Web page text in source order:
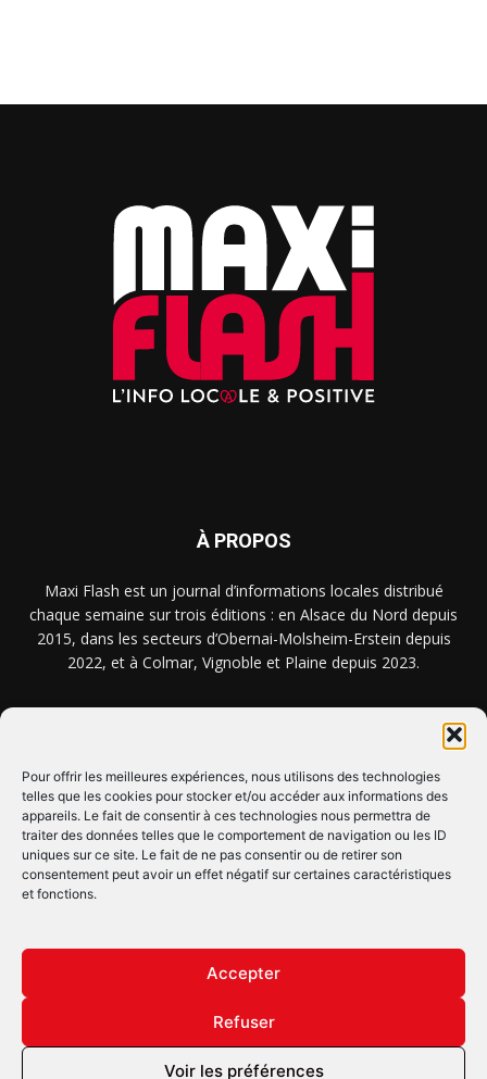
Pour offrir les meilleures expériences, nous utilisons des technologies
telles que les cookies pour stocker et/ou accéder aux informations des
appareils. Le fait de consentir à ces technologies nous permettra de
traiter des données telles que le comportement de navigation ou les ID
uniques sur ce site. Le fait de ne pas consentir ou de retirer son
consentement peut avoir un effet négatif sur certaines caractéristiques
et fonctions.
Accepter
Refuser
Voir les préférences
À PROPOS
Maxi Flash est un journal d’informations locales distribué
chaque semaine sur trois éditions : en Alsace du Nord depuis
2015, dans les secteurs d’Obernai-Molsheim-Erstein depuis
2022, et à Colmar, Vignoble et Plaine depuis 2023.
CLIQUEZ ICI !
SUIVEZ-NOUS !
© Copyright © 2022 Maxi Flash